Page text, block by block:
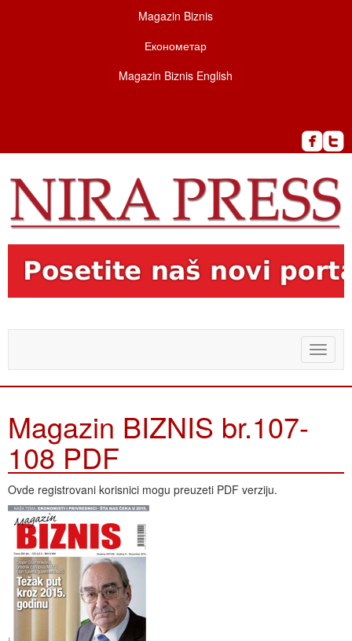
Magazin Biznis
Економетар
Magazin Biznis English
Toggle
Magazin BIZNIS br.107-
108 PDF
Ovde registrovani korisnici mogu preuzeti PDF verziju.